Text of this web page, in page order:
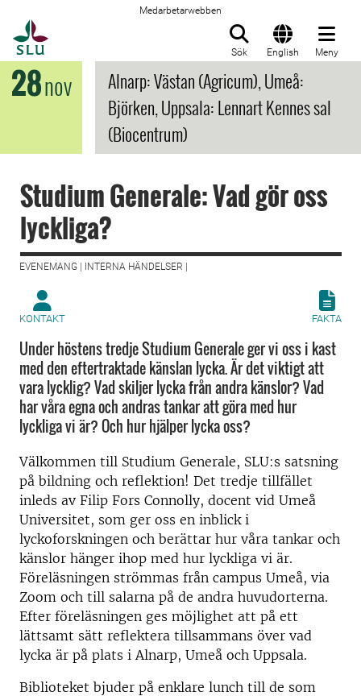
Medarbetarwebben
Sök English Meny
28nov
Alnarp: Västan (Agricum), Umeå:
Björken, Uppsala: Lennart Kennes sal
(Biocentrum)
Studium Generale: Vad gör oss
lyckliga?
EVENEMANG | INTERNA HÄNDELSER |
KONTAKT FAKTA
Under höstens tredje Studium Generale ger vi oss i kast
med den eftertraktade känslan lycka. Är det viktigt att
vara lycklig? Vad skiljer lycka från andra känslor? Vad
har våra egna och andras tankar att göra med hur
lyckliga vi är? Och hur hjälper lycka oss?
Välkommen till Studium Generale, SLU:s satsning
på bildning och reflektion! Det tredje tillfället
inleds av Filip Fors Connolly, docent vid Umeå
Universitet, som ger oss en inblick i
lyckoforskningen och berättar hur våra tankar och
känslor hänger ihop med hur lyckliga vi är.
Föreläsningen strömmas från campus Umeå, via
Zoom och till salarna på de andra huvudorterna.
Efter föreläsningen ges möjlighet att på ett
lättsamt sätt reflektera tillsammans över vad
lycka är på plats i Alnarp, Umeå och Uppsala.
Biblioteket bjuder på enklare lunch till de som